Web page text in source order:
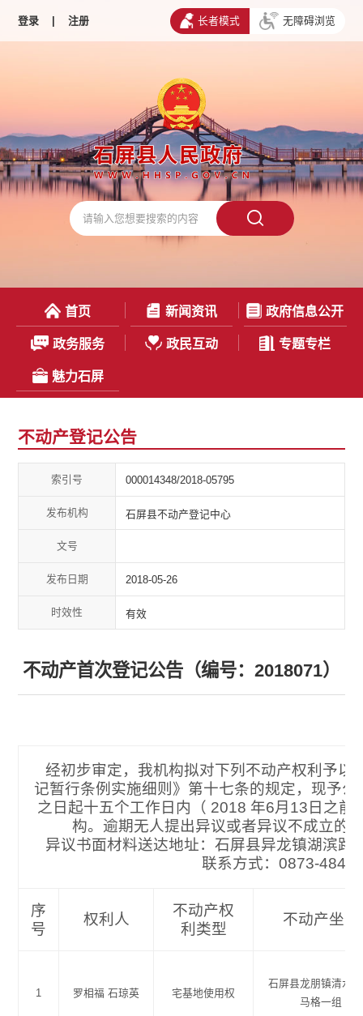
登录 | 注册 长者模式 无障碍浏览
首页 新闻资讯 政府信息公开
政务服务 政民互动 专题专栏
魅力石屏
不动产登记公告
索引号 000014348/2018-05795
发布机构 石屏县不动产登记中心
文号
发布日期 2018-05-26
时效性 有效
不动产首次登记公告（编号：2018071）
经初步审定，我机构拟对下列不动产权利予以
记暂行条例实施细则》第十七条的规定，现予
之日起十五个工作日内（ 2018 年6月13日之前
构。逾期无人提出异议或者异议不成立的
异议书面材料送达地址：石屏县异龙镇湖滨路
联系方式：0873-
序
号
权利人
不动产权
利类型
不动产坐落
1 罗相福 石琼英 宅基地使用权
石屏县龙朋镇清水
马格一组